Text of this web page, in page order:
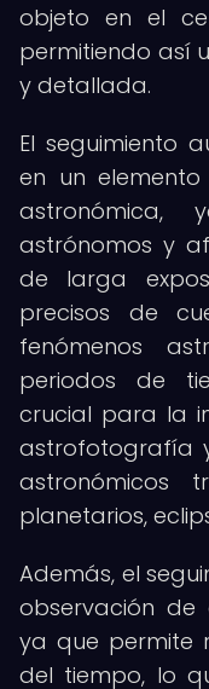
objeto en el
permitiendo así
y detallada.
El seguimiento
en un
astrónomos y
de larga
precisos de
fenómenos
periodos de
crucial para la
astrofotografía
astronómicos
planetarios,
Además, el
observación de
ya que permite
del tiempo, lo